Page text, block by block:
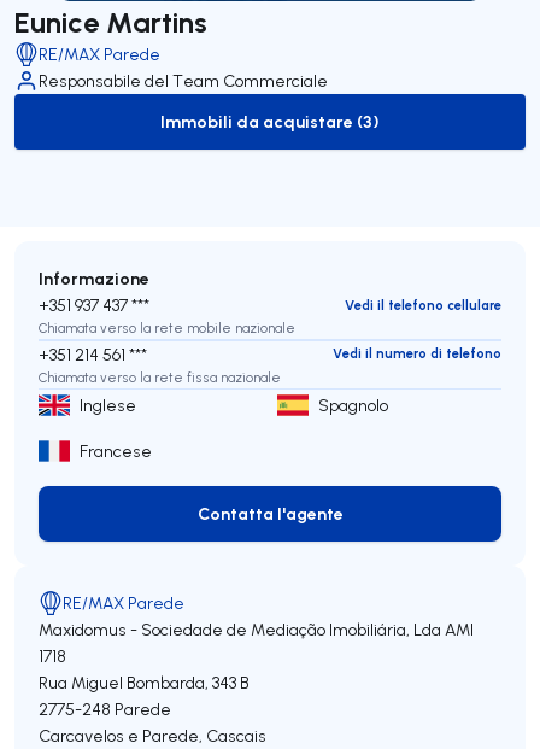
Eunice Martins
RE/MAX Parede
Responsabile del Team Commerciale
to-buy-listing
Immobili da acquistare (3)
Informazione
+351 937 437 ***
Vedi il telefono cellulare
Chiamata verso la rete mobile nazionale
+351 214 561 ***
Vedi il numero di telefono
Chiamata verso la rete fissa nazionale
Inglese Spagnolo
Francese
Contatta l'agente
Contatta l'agente
RE/MAX Parede
Maxidomus - Sociedade de Mediação Imobiliária, Lda AMI
1718
Rua Miguel Bombarda, 343 B
2775-248 Parede
Carcavelos e Parede, Cascais